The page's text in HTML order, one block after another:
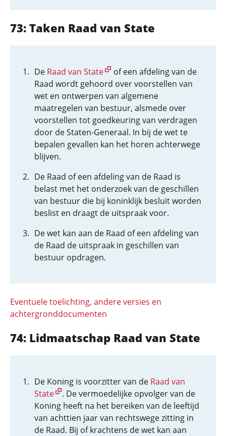
73: Taken Raad van State
De Raad van State
of een afdeling van de
Raad wordt gehoord over voorstellen van
wet en ontwerpen van algemene
maatregelen van bestuur, alsmede over
voorstellen tot goedkeuring van verdragen
door de Staten-Generaal. In bij de wet te
bepalen gevallen kan het horen achterwege
blijven.
De Raad of een afdeling van de Raad is
belast met het onderzoek van de geschillen
van bestuur die bij koninklijk besluit worden
beslist en draagt de uitspraak voor.
De wet kan aan de Raad of een afdeling van
de Raad de uitspraak in geschillen van
bestuur opdragen.
Eventuele toelichting, andere versies en
achtergronddocumenten
74: Lidmaatschap Raad van State
De Koning is voorzitter van de Raad van
State
. De vermoedelijke opvolger van de
Koning heeft na het bereiken van de leeftijd
van achttien jaar van rechtswege zitting in
de Raad. Bij of krachtens de wet kan aan